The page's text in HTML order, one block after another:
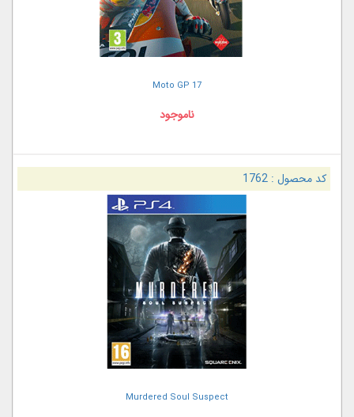
Moto GP 17
ناموجود
کد محصول :1762
Murdered Soul Suspect